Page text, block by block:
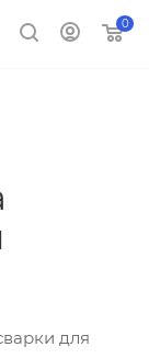
0
для